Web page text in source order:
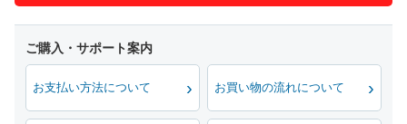
お支払い方法について お買い物の流れについて